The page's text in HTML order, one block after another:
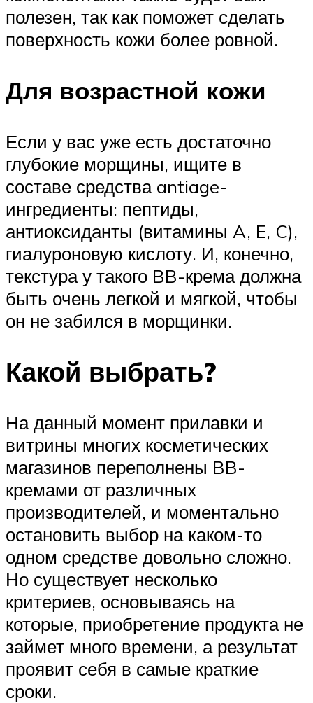
полезен, так как поможет сделать
поверхность кожи более ровной.
Для возрастной кожи
Если у вас уже есть достаточно
глубокие морщины, ищите в
составе средства antiage-
ингредиенты: пептиды,
антиоксиданты (витамины A, E, C),
гиалуроновую кислоту. И, конечно,
текстура у такого BB-крема должна
быть очень легкой и мягкой, чтобы
он не забился в морщинки.
Какой выбрать?
На данный момент прилавки и
витрины многих косметических
магазинов переполнены BB-
кремами от различных
производителей, и моментально
остановить выбор на каком-то
одном средстве довольно сложно.
Но существует несколько
критериев, основываясь на
которые, приобретение продукта не
займет много времени, а результат
проявит себя в самые краткие
сроки.